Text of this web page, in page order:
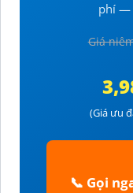
phí —
Giá
(Giá ưu
📞 Gọi